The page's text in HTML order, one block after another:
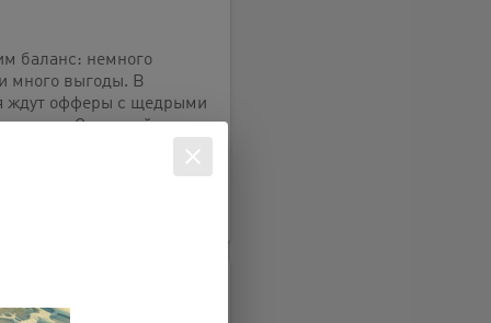
баланс: немного
много выгоды. В
ждут офферы с щедрыми
Открывай